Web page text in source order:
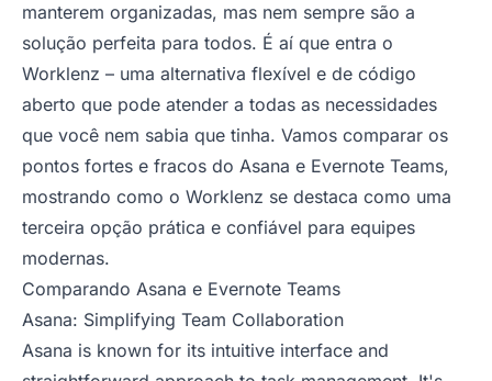
manterem organizadas, mas nem sempre são a
solução perfeita para todos. É aí que entra o
Worklenz – uma alternativa flexível e de código
aberto que pode atender a todas as necessidades
que você nem sabia que tinha. Vamos comparar os
pontos fortes e fracos do Asana e Evernote Teams,
mostrando como o Worklenz se destaca como uma
terceira opção prática e confiável para equipes
modernas.
Comparando Asana e Evernote Teams
Asana: Simplifying Team Collaboration
Asana is known for its intuitive interface and